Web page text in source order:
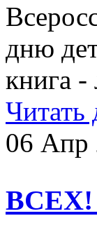
дню
книга
Читать
06 Апр